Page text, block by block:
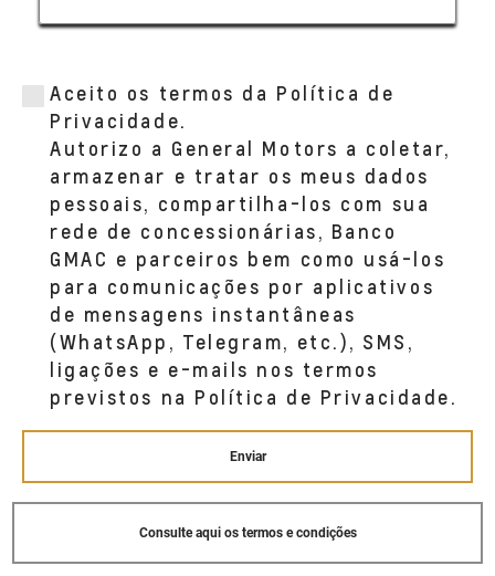
Aceito os termos da Política de
Privacidade.
Autorizo a General Motors a coletar,
armazenar e tratar os meus dados
pessoais, compartilha-los com sua
rede de concessionárias, Banco
GMAC e parceiros bem como usá-los
para comunicações por aplicativos
de mensagens instantâneas
(WhatsApp, Telegram, etc.), SMS,
ligações e e-mails nos termos
previstos na Política de Privacidade.
Enviar
Consulte aqui os termos e condições